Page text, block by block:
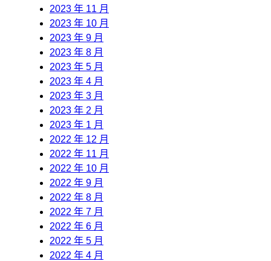
2023 年 11 月
2023 年 10 月
2023 年 9 月
2023 年 8 月
2023 年 5 月
2023 年 4 月
2023 年 3 月
2023 年 2 月
2023 年 1 月
2022 年 12 月
2022 年 11 月
2022 年 10 月
2022 年 9 月
2022 年 8 月
2022 年 7 月
2022 年 6 月
2022 年 5 月
2022 年 4 月